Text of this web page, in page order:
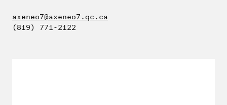
axeneo7@axeneo7.qc.ca
(819) 771-2122